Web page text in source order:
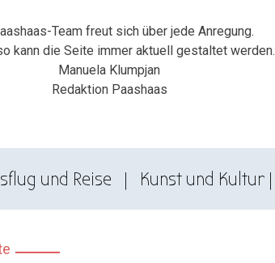
Team freut sich über jede Anregung.
kann die Seite immer aktuell gestaltet werden.
Manuela Klumpjan
Redaktion Paashaas
und Reise | Kunst und Kultur |